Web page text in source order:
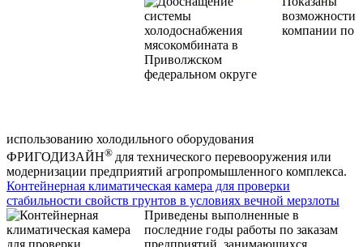
возможности
компании по
использованию холодильного оборудования
ФРИГОДИЗАЙН® для технического перевооружения или
модернизации предприятий агропромышленного комплекса.
Контейнерная климатическая камера для проверки
стабильности свойств грунтов в условиях вечной мерзлоты
Приведены выполненные в
последние годы работы по заказам